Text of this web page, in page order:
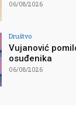
06/08/2026
Društvo
Vujanović
osuđenika
06/08/2026